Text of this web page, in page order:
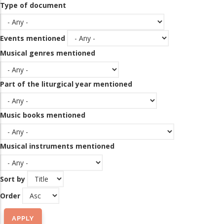
Type of document
Events mentioned
Musical genres mentioned
Part of the liturgical year mentioned
Music books mentioned
Musical instruments mentioned
Sort by
Order